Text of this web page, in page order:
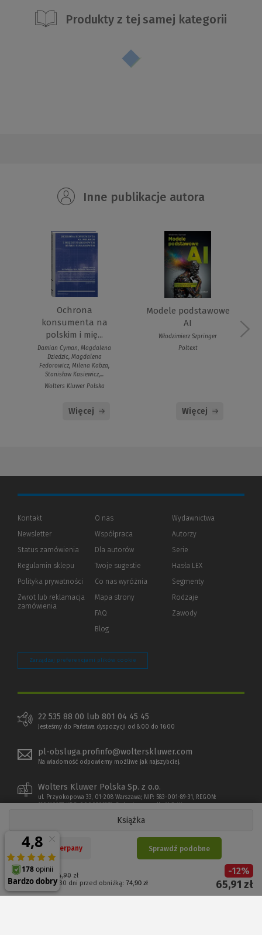
Książka
Cena regularna: 74,90zł
Najniższa cena z 30 dni przed obniżką:74,90 zł
-12%
65,91 zł
Nakład wyczerpany Sprawdź podobne
Produkty z tej samej kategorii
Inne publikacje autora
Ochrona
konsumenta na
polskim i mię...
Damian Cyman, Magdalena
Dziedzic, Magdalena
Fedorowicz, Milena Kabza,
Stanisław Kasiewicz,...
Wolters Kluwer Polska
Więcej
Modele podstawowe
AI
Włodzimierz Szpringer
Poltext
Więcej
Kontakt
Newsletter
Status zamówienia
Regulamin sklepu
Polityka prywatności (Nowe
(Link
innej
Zwrot lub reklamacja
zamówienia
O nas
Współpraca
Dla autorów(Nowe
(Link
innej
Twoje sugestie
Co nas wyróżnia
Mapa strony
FAQ
Blog
Wydawnictwa
Autorzy
Serie
Hasła LEX
Segmenty
Rodzaje
Zawody
Zarządzaj preferencjami plików cookie
22 535 88 00 lub 801 04 45 45
Jesteśmy do Państwa dyspozycji od 8:00 do 16:00
pl-obsluga.profinfo@wolterskluwer.com
Na wiadomość odpowiemy możliwe jak najszybciej.
Wolters Kluwer Polska Sp. z o.o.
ul. Przyokopowa 33, 01-208 Warszawa; NIP: 583-001-89-31, REGON:
190610277, KRS: 0000709879, Sąd rejonowy dla M.S. Warszawy